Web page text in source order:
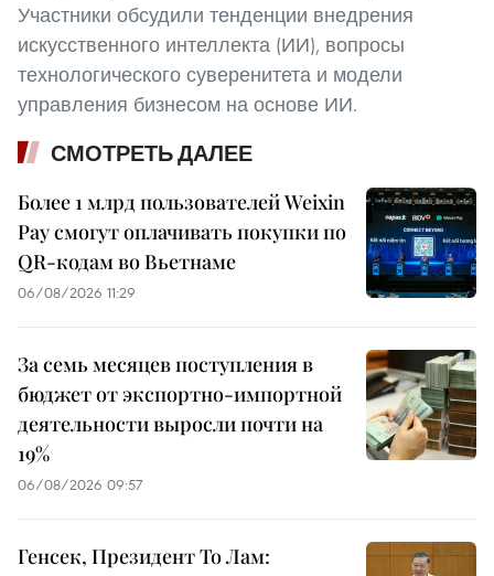
Участники обсудили тенденции внедрения
искусственного интеллекта (ИИ), вопросы
технологического суверенитета и модели
управления бизнесом на основе ИИ.
СМОТРЕТЬ ДАЛЕЕ
Более 1 млрд пользователей Weixin
Pay смогут оплачивать покупки по
QR-кодам во Вьетнаме
06/08/2026 11:29
За семь месяцев поступления в
бюджет от экспортно-импортной
деятельности выросли почти на
19%
06/08/2026 09:57
Генсек, Президент То Лам: